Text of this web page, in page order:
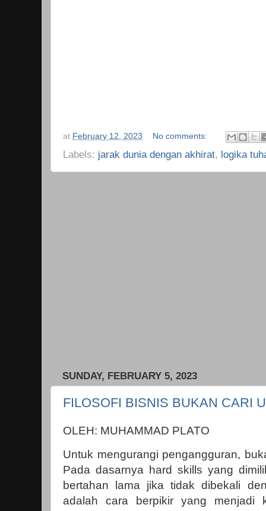
at February 12, 2023 No comments:
Labels: jarak dunia dengan akhirat, logika
SUNDAY, FEBRUARY 5, 2023
FILOSOFI BISNIS BUKAN CARI
OLEH: MUHAMMAD PLATO
Untuk mengurangi pengangguran,
Pada dasarnya hard skills yang
bertahan lama jika tidak dibekali
adalah cara berpikir yang menjadi